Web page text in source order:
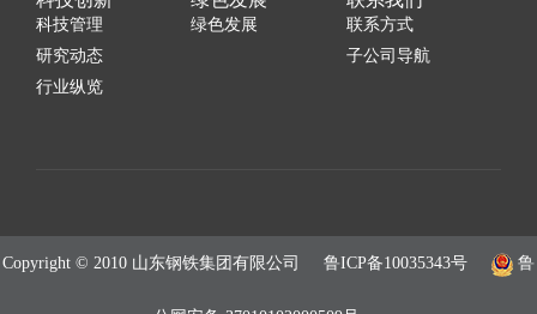
科技管理
研究动态
行业纵览
绿色发展
联系方式
子公司导航
Copyright © 2010 山东钢铁集团有限公司 鲁ICP备10035343号 鲁